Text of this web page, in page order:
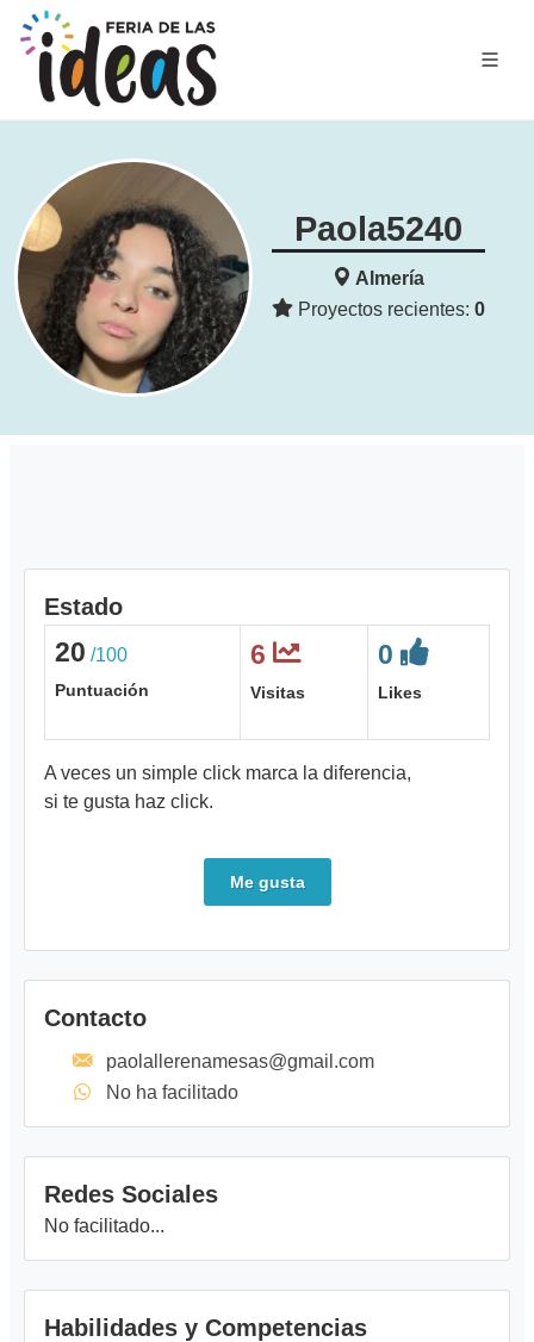
Paola5240
Almería
Proyectos recientes: 0
Estado
20 /100
Puntuación
6
Visitas
0
Likes
A veces un simple click marca la diferencia,
si te gusta haz click.
Me gusta
Contacto
paolallerenamesas@gmail.com
No ha facilitado
Redes Sociales
No facilitado...
Habilidades y Competencias